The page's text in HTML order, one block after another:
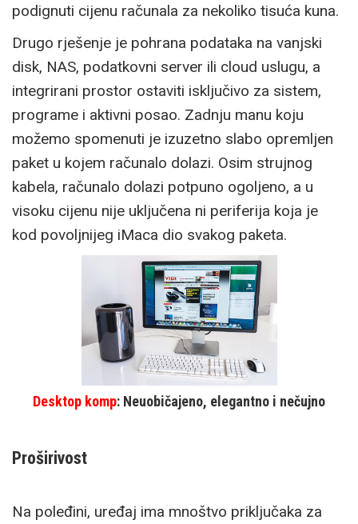
podignuti cijenu računala za nekoliko tisuća kuna.
Drugo rješenje je pohrana podataka na vanjski
disk, NAS, podatkovni server ili cloud uslugu, a
integrirani prostor ostaviti isključivo za sistem,
programe i aktivni posao. Zadnju manu koju
možemo spomenuti je izuzetno slabo opremljen
paket u kojem računalo dolazi. Osim strujnog
kabela, računalo dolazi potpuno ogoljeno, a u
visoku cijenu nije uključena ni periferija koja je
kod povoljnijeg iMaca dio svakog paketa.
Desktop komp: Neuobičajeno, elegantno i nečujno
Proširivost
Na poleđini, uređaj ima mnoštvo priključaka za